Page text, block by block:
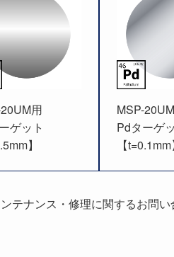
用
ゲット
】
MSP-
Pdターゲ
【t=0.1mm
テナンス・修理に関するお問